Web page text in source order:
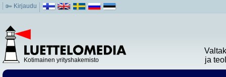
Kirjaudu
Kotimainen yrityshakemisto
ja